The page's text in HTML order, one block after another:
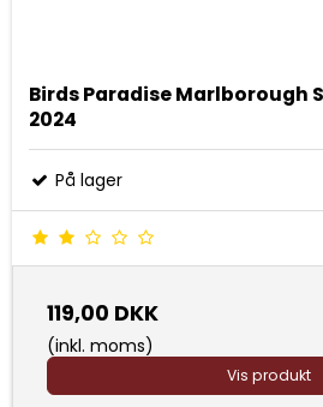
Birds Paradise Marlborough
2024
På lager
119,00 DKK
(inkl. moms)
Vis produkt